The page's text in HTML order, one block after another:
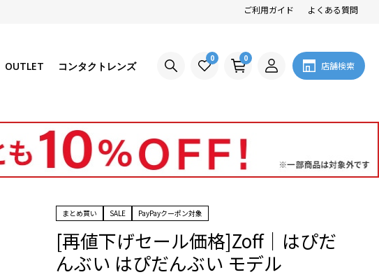
ご利用ガイド よくある質問
OUTLET コンタクトレンズ
0 0
店舗検索
まとめ買い SALE PayPayクーポン対象
[再値下げセール価格]Zoff｜はぴだ
んぶい はぴだんぶい モデル